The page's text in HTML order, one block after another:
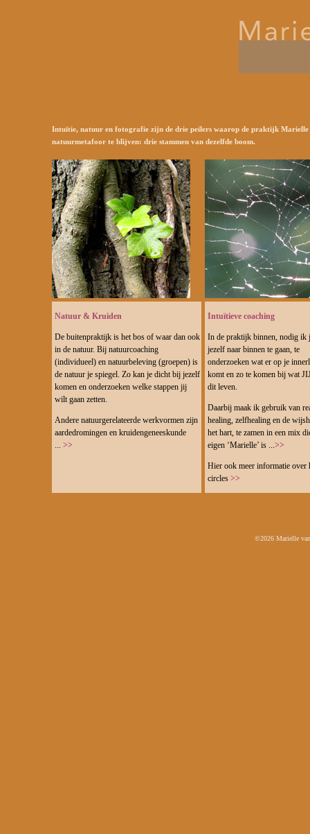
Intuïtie, natuur en fotografie zijn de drie peilers waarop de praktijk
natuurmetafoor te blijven: drie stammen van dezelfde boom.
Natuur & Kruiden
De buitenpraktijk is het bos of waar dan ook
in de natuur. Bij natuurcoaching
(individueel) en natuurbeleving (groepen) is
de natuur je spiegel. Zo kan je dicht bij jezelf
komen en onderzoeken welke stappen jij
wilt gaan zetten.
Andere natuurgerelateerde werkvormen zijn
aardedromingen en kruidengeneeskunde
... >>
Intuïtieve coaching
In de praktijk binnen, nodig ik
jezelf naar binnen te gaan, te
onderzoeken wat er op je
komt en zo te komen bij wat
dit leven.
Daarbij maak ik gebruik van
healing, zelfhealing en de
het hart, te zamen in een mix
eigen ‘Marielle’ is ...>>
Hier ook meer informatie over
circles >>
©2026 Marielle